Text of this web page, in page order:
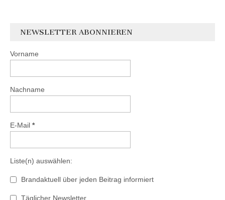
NEWSLETTER ABONNIEREN
Vorname
Nachname
E-Mail *
Liste(n) auswählen:
Brandaktuell über jeden Beitrag informiert
Täglicher Newsletter